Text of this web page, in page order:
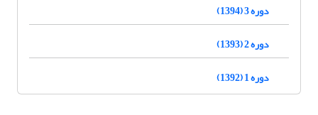
دوره 3 (1394)
دوره 2 (1393)
دوره 1 (1392)